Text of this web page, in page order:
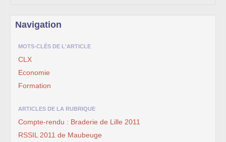
Navigation
MOTS-CLÉS DE L'ARTICLE
CLX
Economie
Formation
ARTICLES DE LA RUBRIQUE
Compte-rendu : Braderie de Lille 2011
RSSIL 2011 de Maubeuge